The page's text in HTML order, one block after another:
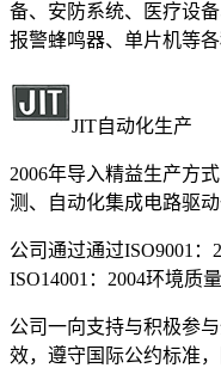
备、安防系统、医疗设
报警蜂鸣器、单片机等
JIT自动化生产
2006年导入精益生产方
测、自动化集成电路驱
公司通过通过ISO9001：
ISO14001：2004环境质
公司一向支持与积极参
效，遵守国际公约标准